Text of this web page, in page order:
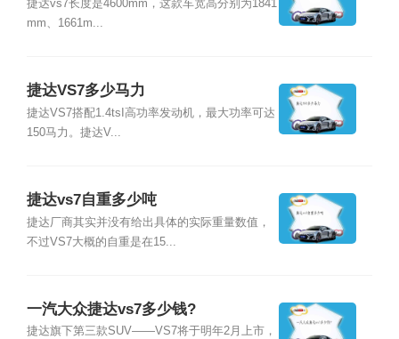
捷达vs7长度是4600mm，这款车宽高分别为1841
mm、1661m...
捷达VS7多少马力
捷达VS7搭配1.4tsI高功率发动机，最大功率可达
150马力。捷达V...
捷达vs7自重多少吨
捷达厂商其实并没有给出具体的实际重量数值，
不过VS7大概的自重是在15...
一汽大众捷达vs7多少钱?
捷达旗下第三款SUV——VS7将于明年2月上市，